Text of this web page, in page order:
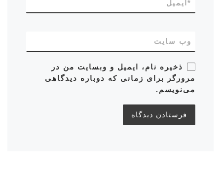
ایمیل *
وب‌ سایت
ذخیره نام، ایمیل و وبسایت من در
مرورگر برای زمانی که دوباره دیدگاهی
می‌نویسم.